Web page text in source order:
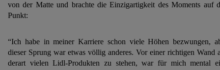
von der Matte und brachte die Einzigartigkeit des Moments auf
Punkt:
“Ich habe in meiner Karriere schon viele Höhen bezwungen,
dieser Sprung war etwas völlig anderes. Vor einer richtigen Wand
derart vielen Lidl-Produkten zu stehen, war für mich mental